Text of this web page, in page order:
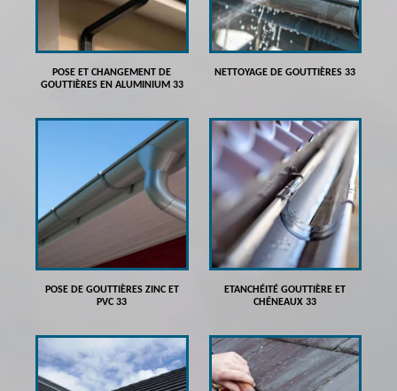
POSE ET CHANGEMENT DE
GOUTTIÈRES EN ALUMINIUM 33
NETTOYAGE DE GOUTTIÈRES 33
POSE DE GOUTTIÈRES ZINC ET
PVC 33
ETANCHÉITÉ GOUTTIÈRE ET
CHÉNEAUX 33